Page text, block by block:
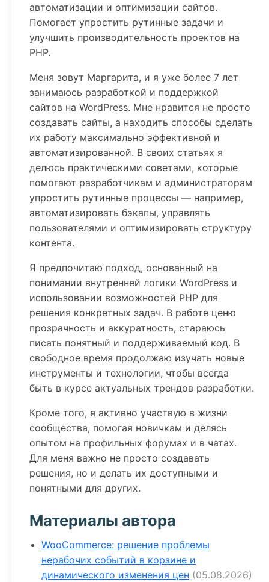
автоматизации и оптимизации сайтов.
Помогает упростить рутинные задачи и
улучшить производительность проектов на
PHP.
Меня зовут Маргарита, и я уже более 7 лет
занимаюсь разработкой и поддержкой
сайтов на WordPress. Мне нравится не просто
создавать сайты, а находить способы сделать
их работу максимально эффективной и
автоматизированной. В своих статьях я
делюсь практическими советами, которые
помогают разработчикам и администраторам
упростить рутинные процессы — например,
автоматизировать бэкапы, управлять
пользователями и оптимизировать структуру
контента.
Я предпочитаю подход, основанный на
понимании внутренней логики WordPress и
использовании возможностей PHP для
решения конкретных задач. В работе ценю
прозрачность и аккуратность, стараюсь
писать понятный и поддерживаемый код. В
свободное время продолжаю изучать новые
инструменты и технологии, чтобы всегда
быть в курсе актуальных трендов разработки.
Кроме того, я активно участвую в жизни
сообщества, помогая новичкам и делясь
опытом на профильных форумах и в чатах.
Для меня важно не просто создавать
решения, но и делать их доступными и
понятными для других.
Материалы автора
WooCommerce: решение проблемы
нерабочих событий в корзине и
динамического изменения цен (05.08.2026)